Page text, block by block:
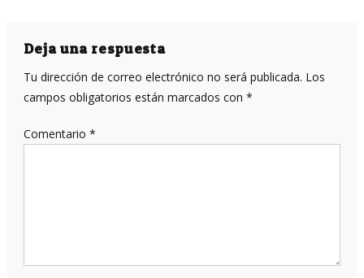
Deja una respuesta
Tu dirección de correo electrónico no será publicada. Los
campos obligatorios están marcados con *
Comentario *